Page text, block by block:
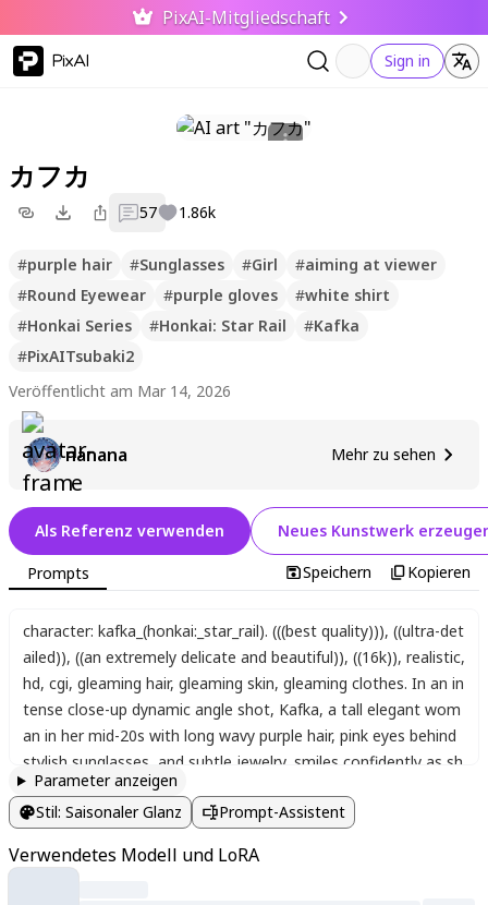
PixAI-Mitgliedschaft
PixAI Sign in
カフカ
57 1.86k
#purple hair #Sunglasses #Girl #aiming at viewer
#Round Eyewear #purple gloves #white shirt
#Honkai Series #Honkai: Star Rail #Kafka
#PixAITsubaki2
Veröffentlicht am Mar 14, 2026
nanana Mehr zu sehen
Als Referenz verwenden Neues Kunstwerk
Prompts Speichern Kopieren
character: kafka_(honkai:_star_rail). (((best quality))), ((ultra-det
ailed)), ((an extremely delicate and beautiful)), ((16k)), realistic,
hd, cgi, gleaming hair, gleaming skin, gleaming clothes. In an in
tense close-up dynamic angle shot, Kafka, a tall elegant wom
an in her mid-20s with long wavy purple hair, pink eyes behind
stylish sunglasses and subtle jewelry, smiles confidently as sh
e shoots a gun held firmly in both gloved red hands
extended forward in a stylish pose. She wears a black jacket w
legs. Shattered glass fragments explode outward from a bulle
Parameter anzeigen
Stil: Saisonaler Glanz Prompt-Assistent
Verwendetes Modell und LoRA